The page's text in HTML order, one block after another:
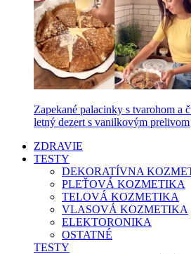
Zapekané palacinky s tvarohom a
letný dezert s vanilkovým prelivom
ZDRAVIE
TESTY
DEKORATÍVNA
PLEŤOVÁ KOZMETIKA
TELOVÁ KOZMETIKA
VLASOVÁ KOZMETIKA
ELEKTORONIKA
OSTATNÉ
TESTY